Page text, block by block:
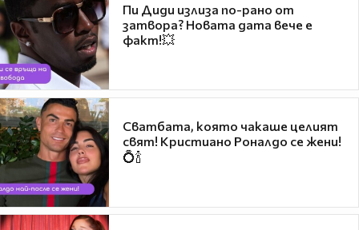
Пи Диди излиза по-рано от
затвора? Новата дата вече е
факт!💥
Сватбата, която чакаше целият
свят! Кристиано Роналдо се жени!
💍🍾